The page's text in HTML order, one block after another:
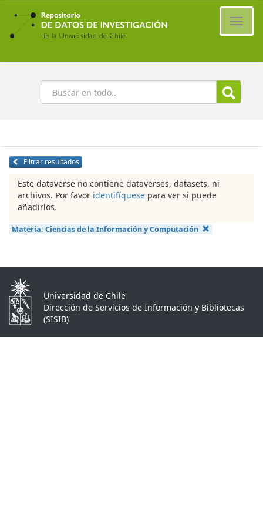
Ir
contenido
principal
Buscar
Filtrar resultados
Este dataverse no contiene dataverses, datasets, ni
archivos. Por favor identifíquese para ver si puede
añadirlos.
Materia: Ciencias de la Información y Computación
Universidad de Chile
Dirección de Servicios de Información y Bibliotecas
(SISIB)